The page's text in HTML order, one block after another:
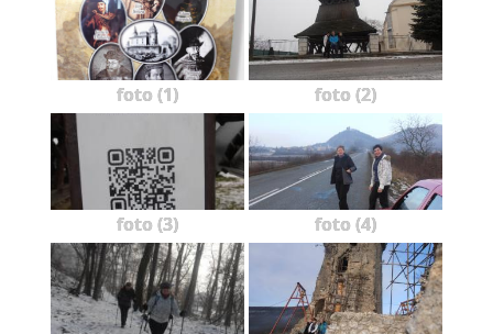
foto (1) foto (2)
foto (3) foto (4)